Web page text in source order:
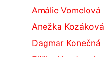
Amálie Vomelová
Anežka Kozáková
Dagmar Konečná